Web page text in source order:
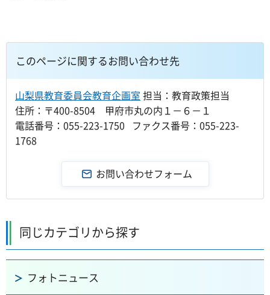
このページに関するお問い合わせ先
山梨県教育委員会教育企画室 担当：教育政策担当
住所：〒400-8504 甲府市丸の内１－６－１
電話番号：055-223-1750 ファクス番号：055-223-
1768
同じカテゴリから探す
フォトニュース